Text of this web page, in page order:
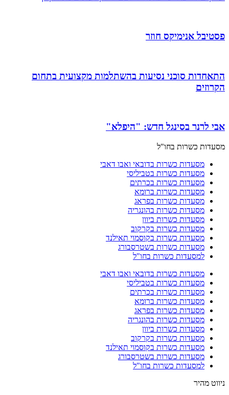
פסטיבל אנימיקס חוזר
התאחדות סוכני נסיעות בהשתלמות מקצועית בתחום
הקרוזים
אבי לרנר בסינגל חדש: "היפלא"
מסעדות כשרות בחו"ל
מסעדות כשרות בדובאי ואבו דאבי
מסעדות כשרות בטביליסי
מסעדות כשרות בכרתים
מסעדות כשרות ברומא
מסעדות כשרות בפראג
מסעדות כשרות בהונגריה
מסעדות כשרות ביוון
מסעדות כשרות בקרקוב
מסעדות כשרות בקוסמוי תאילנד
מסעדות כשרות בשטרסבורג
למסעדות כשרות בחו"ל
מסעדות כשרות בדובאי ואבו דאבי
מסעדות כשרות בטביליסי
מסעדות כשרות בכרתים
מסעדות כשרות ברומא
מסעדות כשרות בפראג
מסעדות כשרות בהונגריה
מסעדות כשרות ביוון
מסעדות כשרות בקרקוב
מסעדות כשרות בקוסמוי תאילנד
מסעדות כשרות בשטרסבורג
למסעדות כשרות בחו"ל
ניווט מהיר